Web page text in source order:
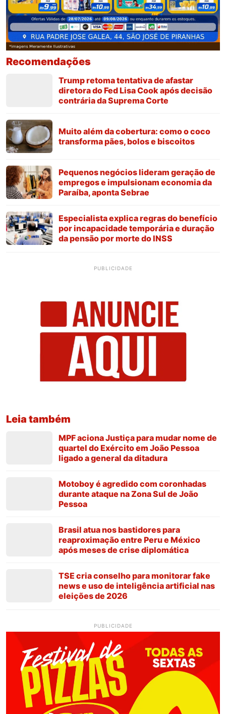
Recomendações
Trump retoma tentativa de afastar
diretora do Fed Lisa Cook após decisão
contrária da Suprema Corte
Muito além da cobertura: como o coco
transforma pães, bolos e biscoitos
Pequenos negócios lideram geração de
empregos e impulsionam economia da
Paraíba, aponta Sebrae
Especialista explica regras do benefício
por incapacidade temporária e duração
da pensão por morte do INSS
PUBLICIDADE
Leia também
MPF aciona Justiça para mudar nome de
quartel do Exército em João Pessoa
ligado a general da ditadura
Motoboy é agredido com coronhadas
durante ataque na Zona Sul de João
Pessoa
Brasil atua nos bastidores para
reaproximação entre Peru e México
após meses de crise diplomática
TSE cria conselho para monitorar fake
news e uso de inteligência artificial nas
eleições de 2026
PUBLICIDADE